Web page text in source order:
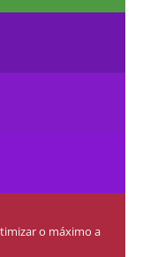
o máximo a